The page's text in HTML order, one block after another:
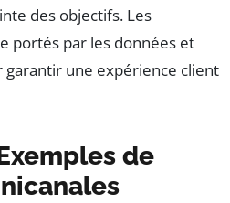
des objectifs. Les
portés par les données et
une expérience client
de